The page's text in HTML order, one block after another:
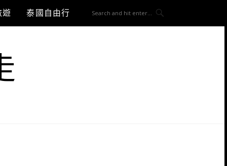
遊 泰國自由行